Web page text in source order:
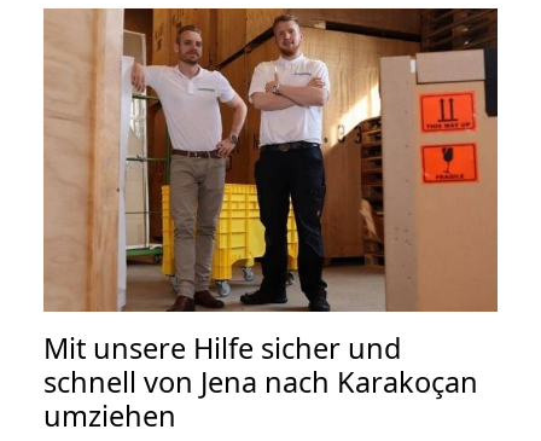
Mit unsere Hilfe sicher und
schnell von Jena nach Karakoçan
umziehen